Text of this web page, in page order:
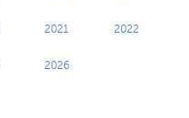
2021 2022
2026